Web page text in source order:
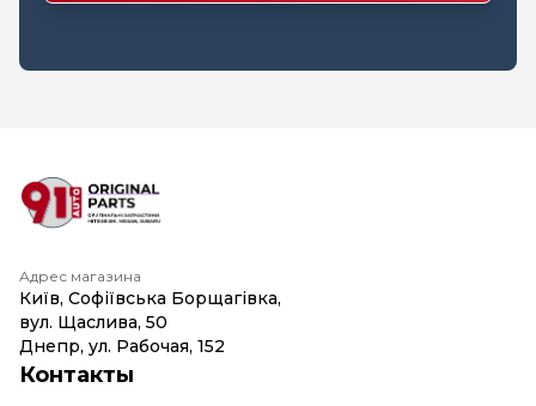
Адрес магазина
Київ, Софіївська Борщагівка,
вул. Щаслива, 50
Днепр, ул. Рабочая, 152
Контакты